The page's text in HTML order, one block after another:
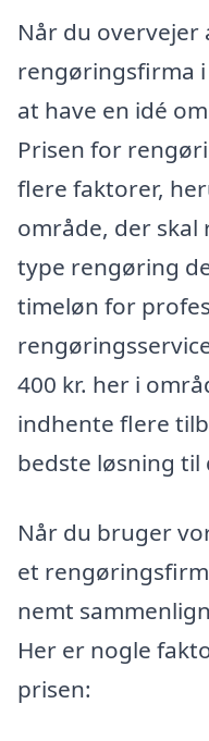
Når du
rengøringsfirma
at have en idé
Prisen for
flere faktorer,
område, der skal
type rengøring
timeløn for
400 kr. her i
indhente flere
bedste løsning til
Når du bruger
et
nemt
Her er nogle
prisen: